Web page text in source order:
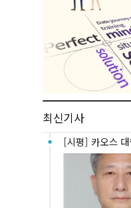
최신기사
[시평] 카오스